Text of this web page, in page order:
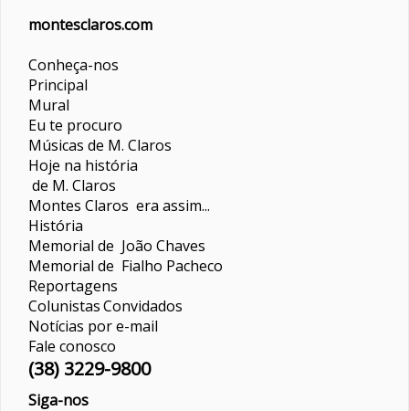
montesclaros.com
Conheça-nos
Principal
Mural
Eu te procuro
Músicas de M. Claros
Hoje na história
de M. Claros
Montes Claros era assim...
História
Memorial de João Chaves
Memorial de Fialho Pacheco
Reportagens
ColunistasConvidados
Notícias por e-mail
Fale conosco
(38) 3229-9800
Siga-nos